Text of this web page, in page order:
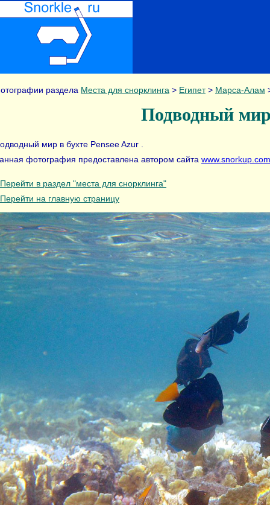
раздела Места для снорклинга > Египет> Марса-Алам
Подводный
мир в бухте Pensee Azur .
фотография предоставлена автором сайта
Перейти в раздел "места для снорклинга"
Перейти на главную страницу